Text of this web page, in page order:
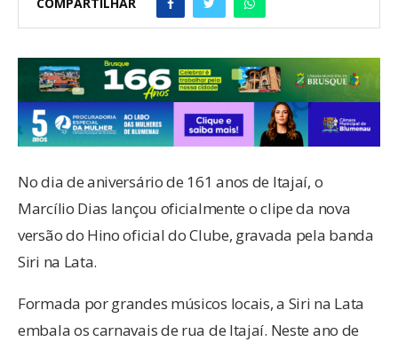
No dia de aniversário de 161 anos de Itajaí, o
Marcílio Dias lançou oficialmente o clipe da nova
versão do Hino oficial do Clube, gravada pela banda
Siri na Lata.
Formada por grandes músicos locais, a Siri na Lata
embala os carnavais de rua de Itajaí. Neste ano de